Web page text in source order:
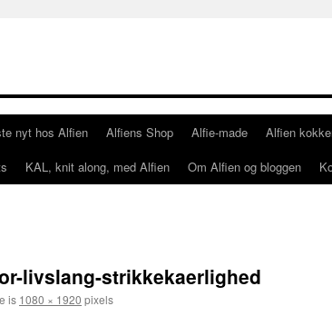
nyt hos Alfien Alfiens Shop Alfie-made Alfien
KAL, knit along, med Alfien Om Alfien og bloggen
livslang-strikkekaerlighed
is 1080 × 1920 pixels